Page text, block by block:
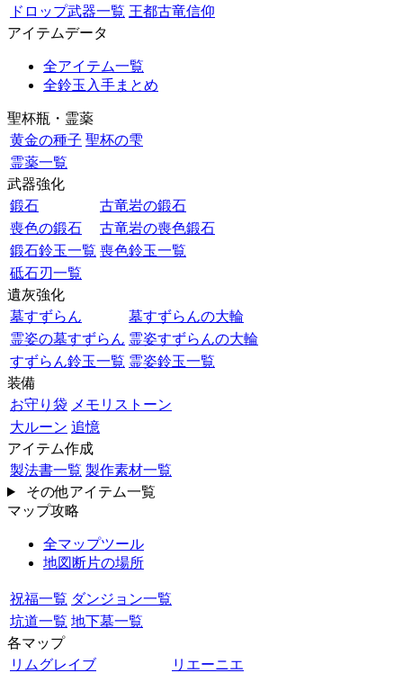
ドロップ武器一覧 王都古竜信仰
アイテムデータ
全アイテム一覧
全鈴玉入手まとめ
聖杯瓶・霊薬
黄金の種子 聖杯の雫
霊薬一覧
武器強化
鍛石
古竜岩の鍛石
喪色の鍛石
古竜岩の喪色鍛石
鍛石鈴玉一覧 喪色鈴玉一覧
砥石刃一覧
遺灰強化
墓すずらん
墓すずらんの大輪
霊姿の墓すずらん 霊姿すずらんの大輪
すずらん鈴玉一覧 霊姿鈴玉一覧
装備
お守り袋 メモリストーン
大ルーン 追憶
アイテム作成
製法書一覧 製作素材一覧
その他アイテム一覧
マップ攻略
全マップツール
地図断片の場所
祝福一覧 ダンジョン一覧
坑道一覧 地下墓一覧
各マップ
リムグレイブ
リエーニエ